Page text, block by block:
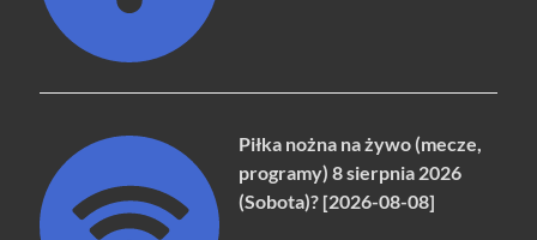
Piłka nożna na żywo (mecze,
programy) 8 sierpnia 2026
(Sobota)? [2026-08-08]